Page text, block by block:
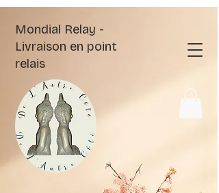
Mondial Relay -
Livraison en point
relais